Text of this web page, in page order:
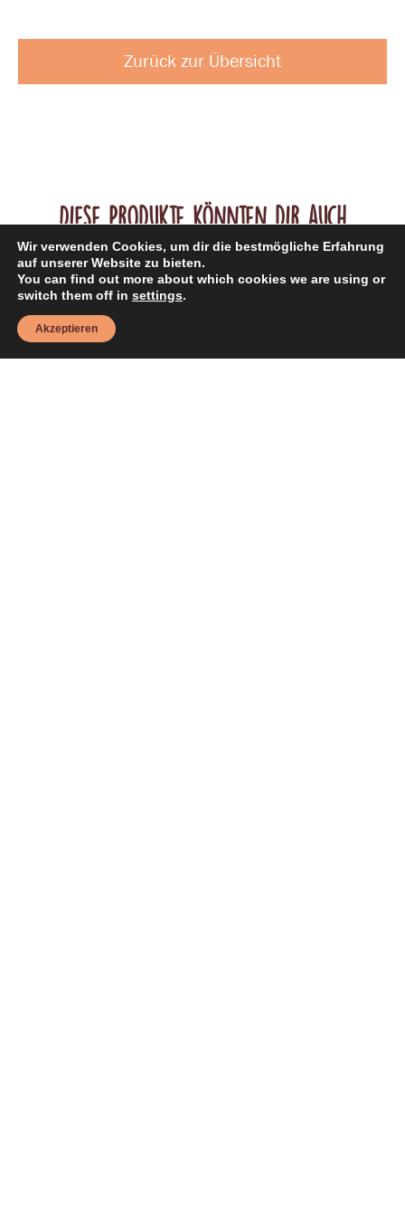
Menge
Zurück zur Übersicht
Diese Produkte könnten dir auch
gefallen
Bierglas „Oktoberfest“ mit zweierlei Fruchtgummi (550g)
Wir verwenden Cookies, um dir die bestmögliche Erfahrung
auf unserer Website zu bieten.
You can find out more about which cookies we are using or
switch them off in settings.
Akzeptieren